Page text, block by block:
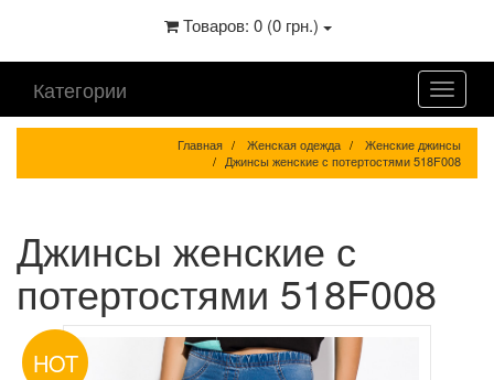
Товаров: 0 (0 грн.)
Категории
Главная Женская одежда
Женские джинсы
Джинсы женские с потертостями 518F008
Джинсы женские с
потертостями 518F008
HOT